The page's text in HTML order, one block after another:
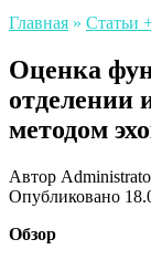
Главная » Статьи
Оценка
отделении
методом
Автор
Опубликовано
Обзор